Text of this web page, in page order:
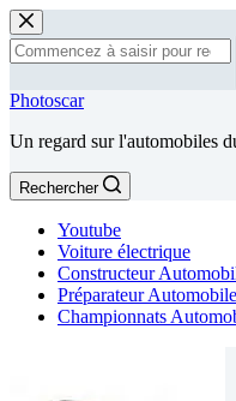
Passer
au
contenu
Aucun
Photoscar
Un regard sur l'automobiles
Rechercher
Youtube
Voiture électrique
Constructeur
Préparateur Automobile
Championnats